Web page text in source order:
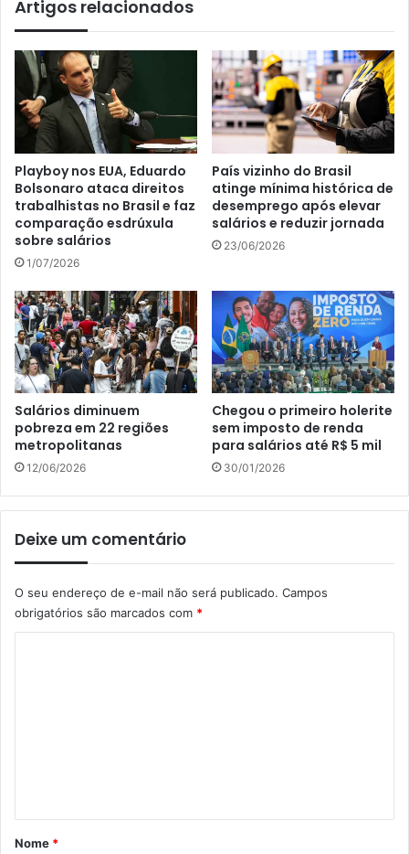
Artigos relacionados
Playboy nos EUA, Eduardo
Bolsonaro ataca direitos
trabalhistas no Brasil e faz
comparação esdrúxula
sobre salários
1/07/2026
País vizinho do Brasil
atinge mínima histórica de
desemprego após elevar
salários e reduzir jornada
23/06/2026
Salários diminuem
pobreza em 22 regiões
metropolitanas
12/06/2026
Chegou o primeiro holerite
sem imposto de renda
para salários até R$ 5 mil
30/01/2026
Deixe um comentário
O seu endereço de e-mail não será publicado. Campos
obrigatórios são marcados com *
r
Nome *